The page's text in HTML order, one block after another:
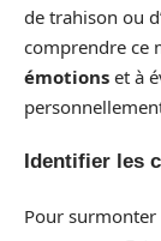
de trahison ou
comprendre ce
émotions et à
Identifier les
Pour surmonter